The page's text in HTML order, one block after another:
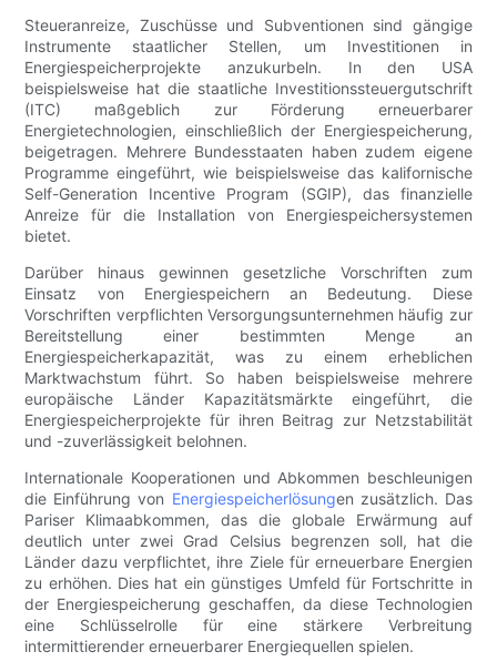
Steueranreize, Zuschüsse und Subventionen sind gängige
Instrumente staatlicher Stellen, um Investitionen in
Energiespeicherprojekte anzukurbeln. In den USA
beispielsweise hat die staatliche Investitionssteuergutschrift
(ITC) maßgeblich zur Förderung erneuerbarer
Energietechnologien, einschließlich der Energiespeicherung,
beigetragen. Mehrere Bundesstaaten haben zudem eigene
Programme eingeführt, wie beispielsweise das kalifornische
Self-Generation Incentive Program (SGIP), das finanzielle
Anreize für die Installation von Energiespeichersystemen
bietet.
Darüber hinaus gewinnen gesetzliche Vorschriften zum
Einsatz von Energiespeichern an Bedeutung. Diese
Vorschriften verpflichten Versorgungsunternehmen häufig zur
Bereitstellung einer bestimmten Menge an
Energiespeicherkapazität, was zu einem erheblichen
Marktwachstum führt. So haben beispielsweise mehrere
europäische Länder Kapazitätsmärkte eingeführt, die
Energiespeicherprojekte für ihren Beitrag zur Netzstabilität
und -zuverlässigkeit belohnen.
Internationale Kooperationen und Abkommen beschleunigen
die Einführung von Energiespeicherlösungen zusätzlich. Das
Pariser Klimaabkommen, das die globale Erwärmung auf
deutlich unter zwei Grad Celsius begrenzen soll, hat die
Länder dazu verpflichtet, ihre Ziele für erneuerbare Energien
zu erhöhen. Dies hat ein günstiges Umfeld für Fortschritte in
der Energiespeicherung geschaffen, da diese Technologien
eine Schlüsselrolle für eine stärkere Verbreitung
intermittierender erneuerbarer Energiequellen spielen.